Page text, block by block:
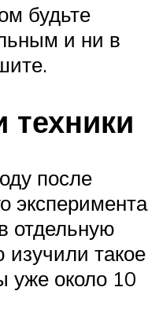
будьте
и ни в
техники
после
эксперимента
отдельную
такое
уже около 10